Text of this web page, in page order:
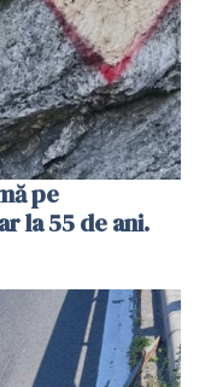
pe
la 55 de ani.